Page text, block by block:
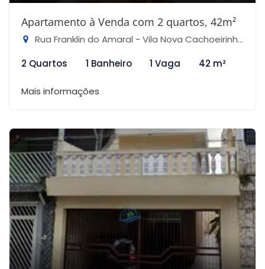
Apartamento à Venda com 2 quartos, 42m²
Rua Franklin do Amaral - Vila Nova Cachoeirinha, São Paulo-SP
2 Quartos
1 Banheiro 1 Vaga 42 m²
Mais informações